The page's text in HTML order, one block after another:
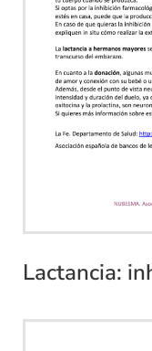
Lactancia: